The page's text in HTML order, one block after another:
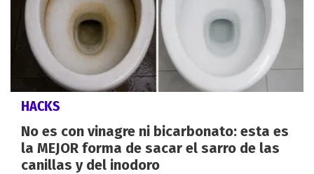
HACKS
No es con vinagre ni bicarbonato: esta es
la MEJOR forma de sacar el sarro de las
canillas y del inodoro